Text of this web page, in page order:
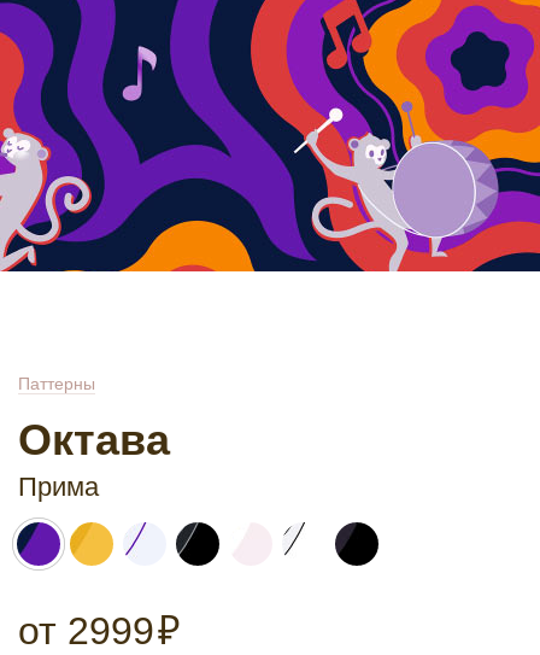
Паттерны
Октава
Прима
от 2999₽